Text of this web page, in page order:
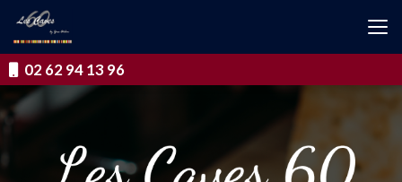
contenu
principal
02 62 94 13 96